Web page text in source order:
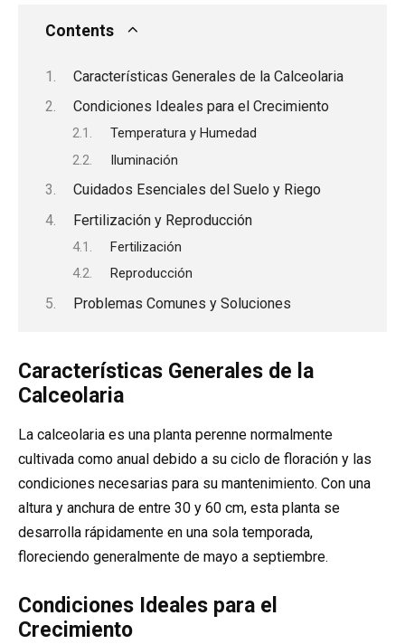
Contents
Características Generales de la Calceolaria
Condiciones Ideales para el Crecimiento
Temperatura y Humedad
Iluminación
Cuidados Esenciales del Suelo y Riego
Fertilización y Reproducción
Fertilización
Reproducción
Problemas Comunes y Soluciones
Características Generales de la
Calceolaria
La calceolaria es una planta perenne normalmente
cultivada como anual debido a su ciclo de floración y las
condiciones necesarias para su mantenimiento. Con una
altura y anchura de entre 30 y 60 cm, esta planta se
desarrolla rápidamente en una sola temporada,
floreciendo generalmente de mayo a septiembre.
Condiciones Ideales para el
Crecimiento